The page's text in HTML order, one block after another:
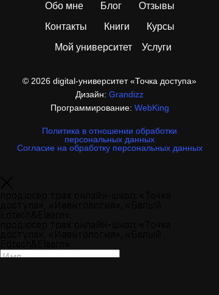
Обо мне Блог
Отзывы
Контакты
Книги
Курсы
Мой университет
Услуги
© 2026 digital-университет «Точка доступа»
Дизайн: Grandizz
Программирование: WebKing
Политика в отношении обработки
персональных данных
Согласие на обработку персональных данных